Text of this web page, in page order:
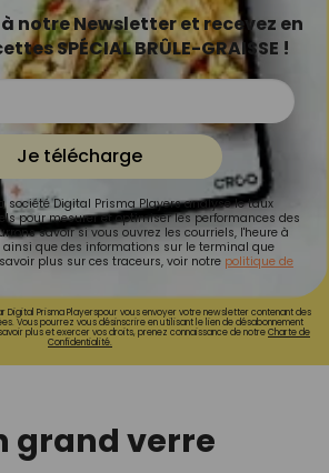
notre Newsletter et recevez en
SPÉCIAL BRÛLE-GRAISSE !
Je télécharge
société Digital Prisma Players analyse le taux
pour mesurer et optimiser les performances des
savoir si vous ouvrez les courriels, l'heure à
ainsi que des informations sur le terminal que
plus sur ces traceurs, voir notre politique de
Digital Prisma Playerspour vous envoyer votre newsletter contenant des
Vous pourrez vous désinscrire en utilisant le lien de désabonnement
plus et exercer vos droits, prenez connaissance de notreCharte de
Confidentialité.
grand verre